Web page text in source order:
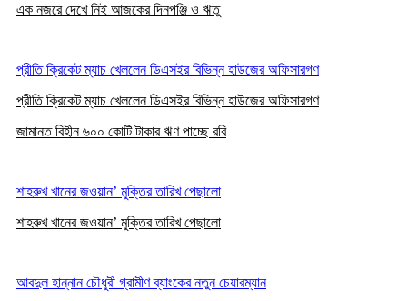
এক নজরে দেখে নিই আজকের দিনপঞ্জি ও ঋতু
প্রীতি ক্রিকেট ম্যাচ খেললেন ডিএসইর বিভিন্ন হাউজের অফিসারগণ
প্রীতি ক্রিকেট ম্যাচ খেললেন ডিএসইর বিভিন্ন হাউজের অফিসারগণ
জামানত বিহীন ৬০০ কোটি টাকার ঋণ পাচ্ছে রবি
শাহরুখ খানের জওয়ান’ মুক্তির তারিখ পেছালো
শাহরুখ খানের জওয়ান’ মুক্তির তারিখ পেছালো
আবদুল হান্নান চৌধুরী গ্রামীণ ব্যাংকের নতুন চেয়ারম্যান